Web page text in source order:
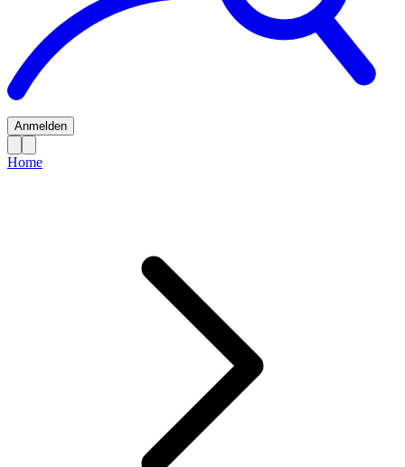
Anmelden
Home